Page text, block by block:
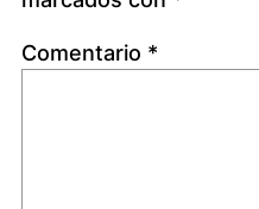
Comentario *